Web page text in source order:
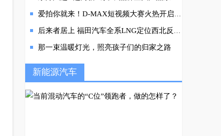
爱拍你就来！D-MAX短视频大赛火热开启，超多大奖等你拿！
后来者居上 福田汽车全系LNG定位西北反超先行者
那一束温暖灯光，照亮孩子们的归家之路
新能源汽车